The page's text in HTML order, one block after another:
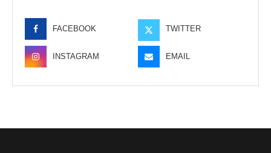
FACEBOOK TWITTER
INSTAGRAM EMAIL